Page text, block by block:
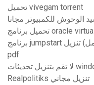
تحميل vivegam torrent
الوحوش للكمبيوتر مجانا
برنامج jumpstart للتحول البسيط لمدة 12 أسبوعًا (كامل) تنزيل
pdf
Realpolitiks تنزيل مجاني